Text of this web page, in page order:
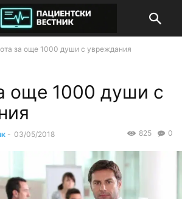
за още 1000 души с увреждания
още 1000 души с
- 03/05/2018 0
825